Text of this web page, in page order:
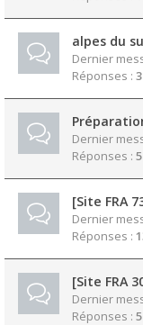
alpes du
Dernier
Réponses : 3
Dernier
Réponses : 5
[Site FRA
Dernier
Réponses :
[Site FRA
Dernier
Réponses : 5